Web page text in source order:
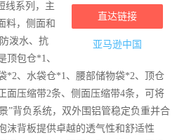
直达链接
亚马逊中国
线系列，主
料，侧面和
泼水、抗
顶包仓*1、
*2、水袋仓*1、腰部储物袋*2、顶仓
面压缩带2条、侧面压缩带4条，可将
”背负系统，双外围铝管稳定负重并合
沫背板提供卓越的透气性和舒适性